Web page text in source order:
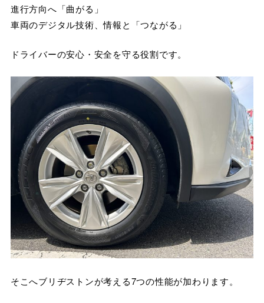
進行方向へ「曲がる」
車両のデジタル技術、情報と「つながる」
ドライバーの安心・安全を守る役割です。
そこへブリヂストンが考える7つの性能が加わります。